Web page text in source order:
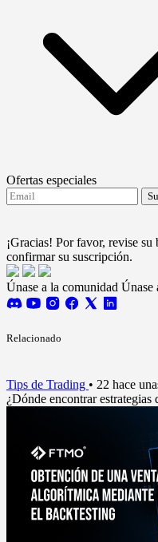
Ofertas especiales
¡Gracias! Por favor, revise su
confirmar su suscripción.
Únase a la comunidad Únase
Relacionado
Tips de Trading • 22 hace
¿Dónde encontrar estrategias